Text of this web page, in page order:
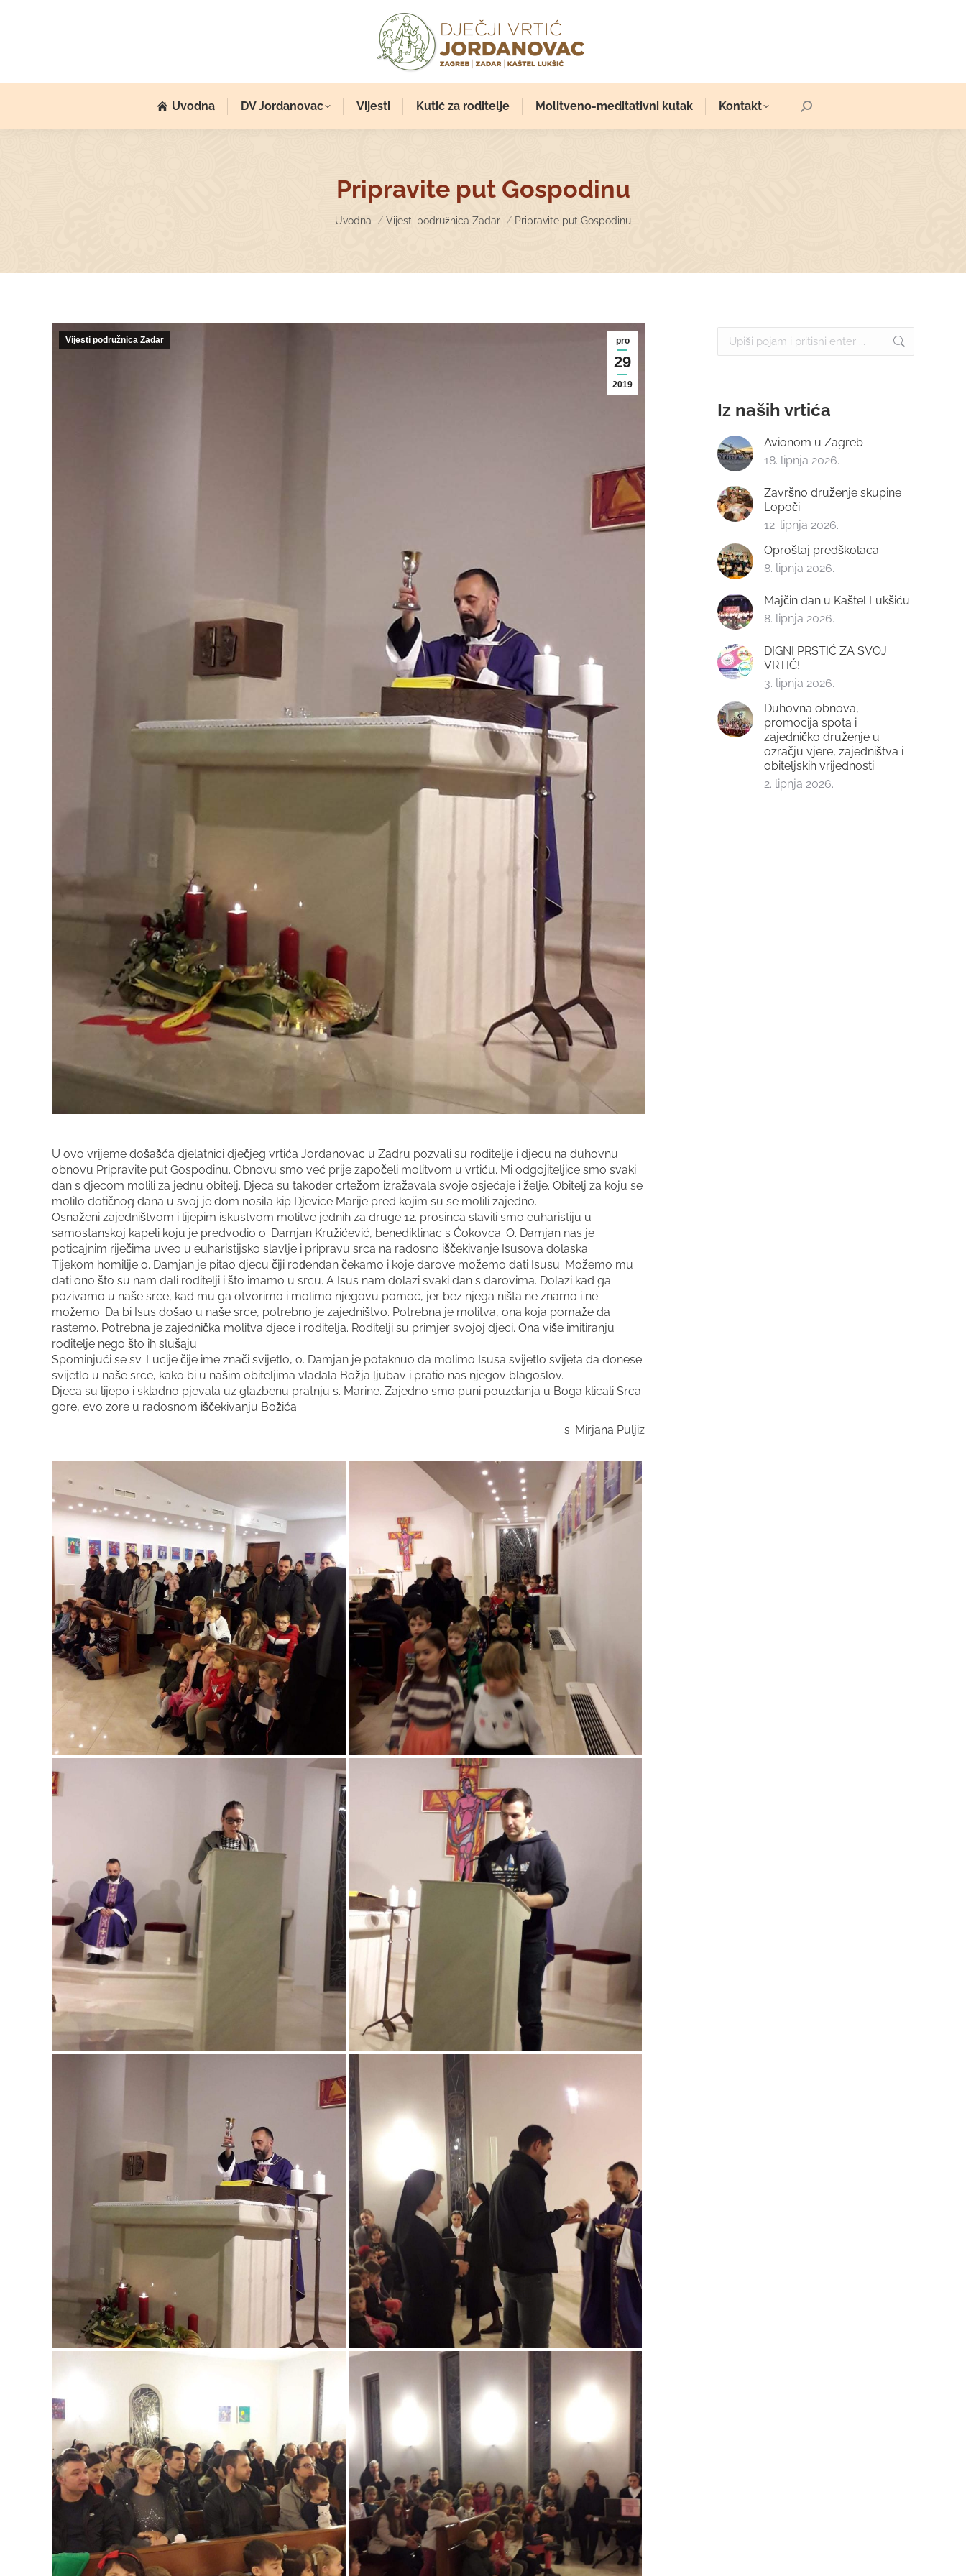
Uvodna DV Jordanovac Vijesti Kutić za roditelje Molitveno-meditativni kutak Kontakt Search:
Pripravite put Gospodinu
You are here:
Uvodna Vijesti podružnica Zadar Pripravite put Gospodinu
pro
29
2019
Vijesti podružnica Zadar
U ovo vrijeme došašća djelatnici dječjeg vrtića Jordanovac u Zadru pozvali su roditelje i djecu na duhovnu
obnovu Pripravite put Gospodinu. Obnovu smo već prije započeli molitvom u vrtiću. Mi odgojiteljice smo svaki
dan s djecom molili za jednu obitelj. Djeca su također crtežom izražavala svoje osjećaje i želje. Obitelj za koju se
molilo dotičnog dana u svoj je dom nosila kip Djevice Marije pred kojim su se molili zajedno.
Osnaženi zajedništvom i lijepim iskustvom molitve jednih za druge 12. prosinca slavili smo euharistiju u
samostanskoj kapeli koju je predvodio o. Damjan Kružićević, benediktinac s Ćokovca. O. Damjan nas je
poticajnim riječima uveo u euharistijsko slavlje i pripravu srca na radosno iščekivanje Isusova dolaska.
Tijekom homilije o. Damjan je pitao djecu čiji rođendan čekamo i koje darove možemo dati Isusu. Možemo mu
dati ono što su nam dali roditelji i što imamo u srcu. A Isus nam dolazi svaki dan s darovima. Dolazi kad ga
pozivamo u naše srce, kad mu ga otvorimo i molimo njegovu pomoć, jer bez njega ništa ne znamo i ne
možemo. Da bi Isus došao u naše srce, potrebno je zajedništvo. Potrebna je molitva, ona koja pomaže da
rastemo. Potrebna je zajednička molitva djece i roditelja. Roditelji su primjer svojoj djeci. Ona više imitiranju
roditelje nego što ih slušaju.
Spominjući se sv. Lucije čije ime znači svijetlo, o. Damjan je potaknuo da molimo Isusa svijetlo svijeta da donese
svijetlo u naše srce, kako bi u našim obiteljima vladala Božja ljubav i pratio nas njegov blagoslov.
Djeca su lijepo i skladno pjevala uz glazbenu pratnju s. Marine. Zajedno smo puni pouzdanja u Boga klicali Srca
gore, evo zore u radosnom iščekivanju Božića.
s. Mirjana Puljiz
Search:
Iz naših vrtića
Avionom u Zagreb
18. lipnja 2026.
Završno druženje skupine
Lopoči
12. lipnja 2026.
Oproštaj predškolaca
8. lipnja 2026.
Majčin dan u Kaštel Lukšiću
8. lipnja 2026.
DIGNI PRSTIĆ ZA SVOJ
VRTIĆ!
3. lipnja 2026.
Duhovna obnova,
promocija spota i
zajedničko druženje u
ozračju vjere, zajedništva i
obiteljskih vrijednosti
2. lipnja 2026.